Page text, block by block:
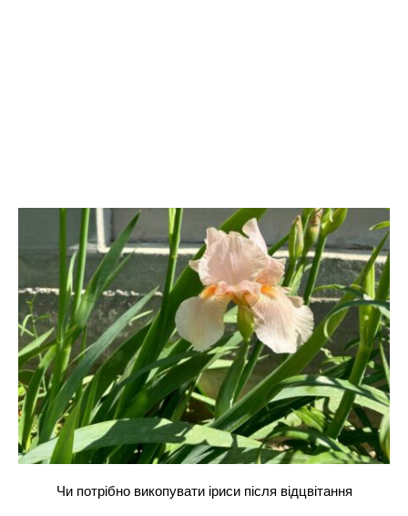
Чи потрібно викопувати іриси після відцвітання